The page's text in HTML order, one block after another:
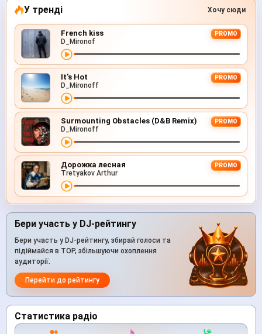
У тренді Хочу сюди
French kiss PROMO
D_Mironof
It's Hot PROMO
D_Mironoff
Surmounting Obstacles (D&B Remix) PROMO
D_Mironoff
Дорожка лесная PROMO
Tretyakov Arthur
Бери участь у DJ-рейтингу
Бери участь у DJ-рейтингу, збирай голоси та
підіймайся в TOP, збільшуючи охоплення
аудиторії.
Перейти до рейтингу
Статистика радіо